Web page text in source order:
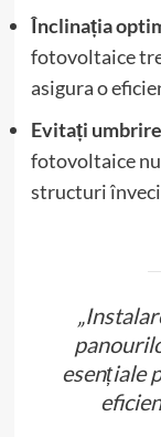
Înclinația
fotovoltaice
asigura o
Evitați
fotovoltaice
structuri
esențiale